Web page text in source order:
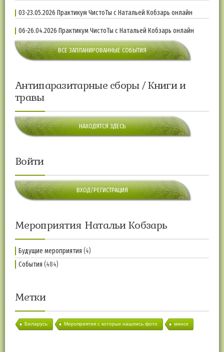
03-23.05.2026 Практикум ЧистоТы с Натальей Кобзарь онлайн
06-26.04.2026 Практикум ЧистоТы с Натальей Кобзарь онлайн
ВСЕ ЗАПЛАНИРОВАННЫЕ СОБЫТИЯ
Антипаразитарные сборы / Книги и
травы
НАХОДЯТСЯ ЗДЕСЬ
Войти
ВХОД/РЕГИСТРАЦИЯ
Мероприятия Натальи Кобзарь
Будущие мероприятия (4)
События (484)
Метки
Беларусь Мероприятия с которых нашлись фото минск